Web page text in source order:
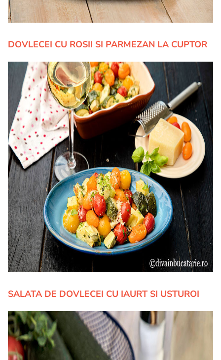
DOVLECEI CU ROSII SI PARMEZAN LA CUPTOR
SALATA DE DOVLECEI CU IAURT SI USTUROI